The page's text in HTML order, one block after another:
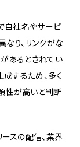
自社名やサービ
なり、リンクがな
あるとされてい
するため、多く
性が高いと判断
ースの配信、業界